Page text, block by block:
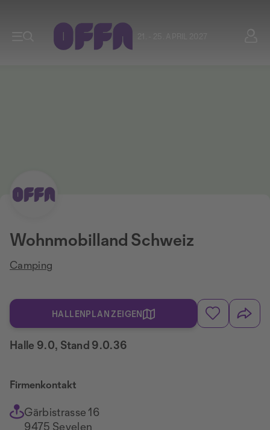
Wohnmobilland Schweiz
Camping
HALLENPLAN ZEIGEN
Halle 9.0, Stand 9.0.36
Firmenkontakt
Gärbistrasse 16
9475 Sevelen